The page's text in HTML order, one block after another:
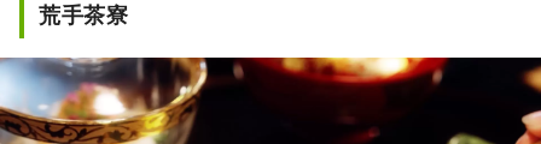
荒手茶寮